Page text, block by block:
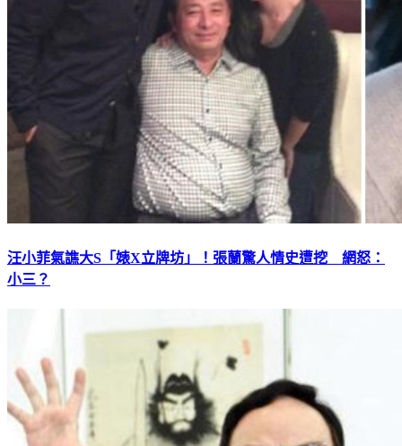
汪小菲氣譙大S「婊X立牌坊」！張蘭驚人情史遭挖 網怒：